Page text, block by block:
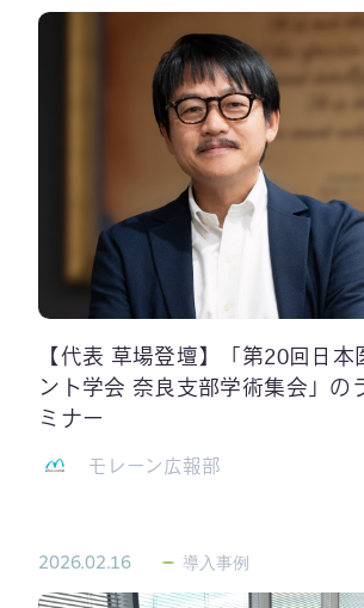
【代表 草場登壇】「第20回日本
ント学会 奈良支部学術集会」の
ミナー
モレーン広報部
2026.02.16 導入事例